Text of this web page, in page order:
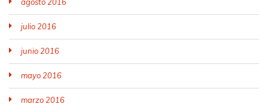
julio 2016
junio 2016
mayo 2016
marzo 2016